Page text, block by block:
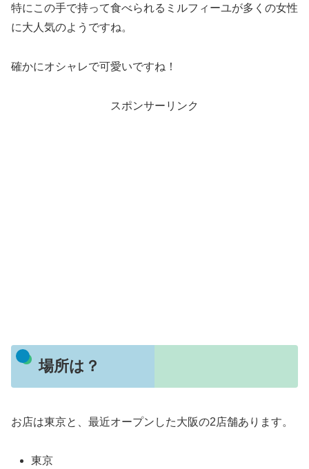
特にこの手で持って食べられるミルフィーユが多くの女性
に大人気のようですね。
確かにオシャレで可愛いですね！
スポンサーリンク
場所は？
お店は東京と、最近オープンした大阪の2店舗あります。
東京